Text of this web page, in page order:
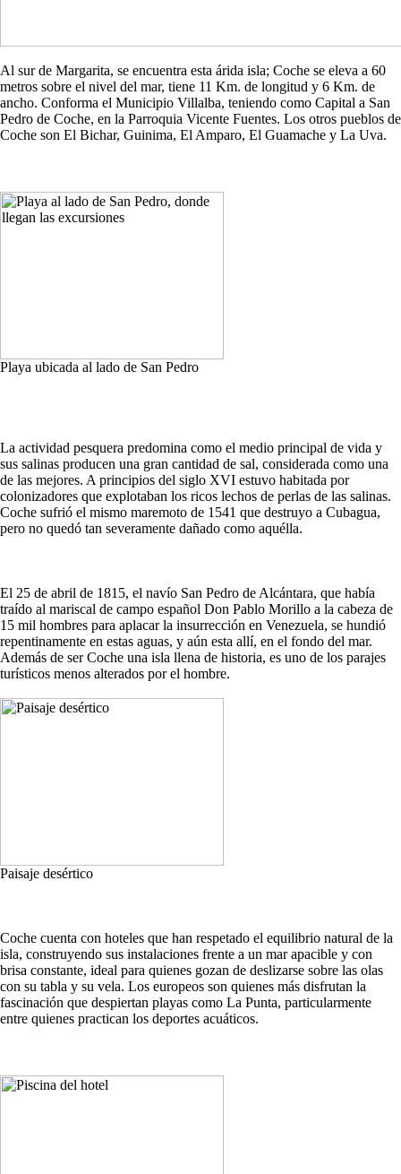
Al sur de Margarita, se encuentra esta árida isla; Coche se eleva a 60
metros sobre el nivel del mar, tiene 11 Km. de longitud y 6 Km. de
ancho. Conforma el Municipio Villalba, teniendo como Capital a San
Pedro de Coche, en la Parroquia Vicente Fuentes. Los otros pueblos de
Coche son El Bichar, Guinima, El Amparo, El Guamache y La Uva.
Playa ubicada al lado de San Pedro
La actividad pesquera predomina como el medio principal de vida y
sus salinas producen una gran cantidad de sal, considerada como una
de las mejores. A principios del siglo XVI estuvo habitada por
colonizadores que explotaban los ricos lechos de perlas de las salinas.
Coche sufrió el mismo maremoto de 1541 que destruyo a Cubagua,
pero no quedó tan severamente dañado como aquélla.
El 25 de abril de 1815, el navío San Pedro de Alcántara, que había
traído al mariscal de campo español Don Pablo Morillo a la cabeza de
15 mil hombres para aplacar la insurrección en Venezuela, se hundió
repentinamente en estas aguas, y aún esta allí, en el fondo del mar.
Además de ser Coche una isla llena de historia, es uno de los parajes
turísticos menos alterados por el hombre.
Paisaje desértico
Coche cuenta con hoteles que han respetado el equilibrio natural de la
isla, construyendo sus instalaciones frente a un mar apacible y con
brisa constante, ideal para quienes gozan de deslizarse sobre las olas
con su tabla y su vela. Los europeos son quienes más disfrutan la
fascinación que despiertan playas como La Punta, particularmente
entre quienes practican los deportes acuáticos.